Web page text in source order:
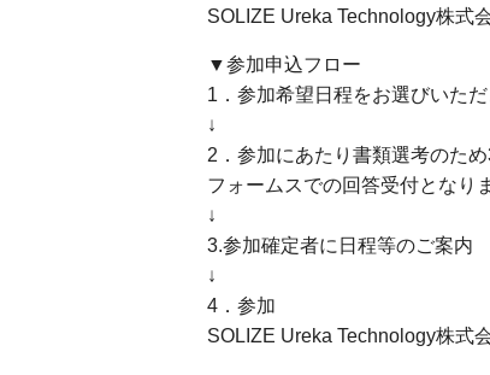
SOLIZE Ureka Technology株式
▼参加申込フロー
1．参加希望日程をお選びいた
↓
2．参加にあたり書類選考のた
フォームスでの回答受付となり
↓
3.参加確定者に日程等のご案内
↓
4．参加
SOLIZE Ureka Technology株式